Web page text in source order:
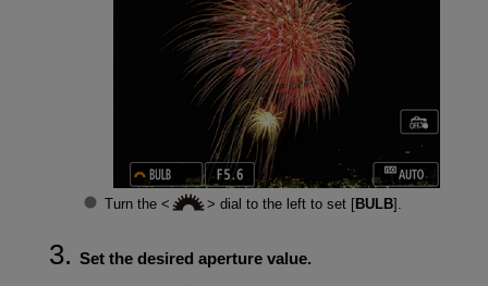
Turn the dial to the left to set [BULB].
Set the desired aperture value.